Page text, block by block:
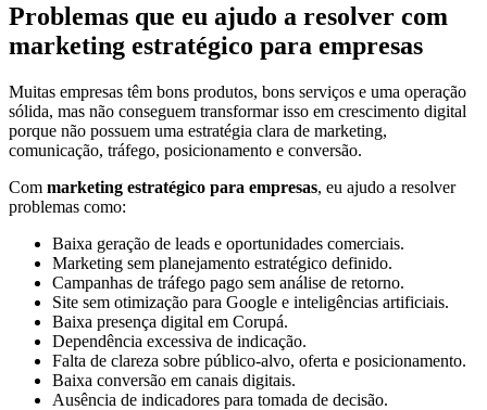
Problemas que eu ajudo a resolver com
marketing estratégico para empresas
Muitas empresas têm bons produtos, bons serviços e uma operação
sólida, mas não conseguem transformar isso em crescimento digital
porque não possuem uma estratégia clara de marketing,
comunicação, tráfego, posicionamento e conversão.
Com marketing estratégico para empresas, eu ajudo a resolver
problemas como:
Baixa geração de leads e oportunidades comerciais.
Marketing sem planejamento estratégico definido.
Campanhas de tráfego pago sem análise de retorno.
Site sem otimização para Google e inteligências artificiais.
Baixa presença digital em Corupá.
Dependência excessiva de indicação.
Falta de clareza sobre público-alvo, oferta e posicionamento.
Baixa conversão em canais digitais.
Ausência de indicadores para tomada de decisão.